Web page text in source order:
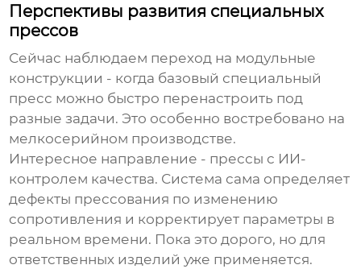
Перспективы развития специальных
прессов
Сейчас наблюдаем переход на модульные
конструкции - когда базовый специальный
пресс можно быстро перенастроить под
разные задачи. Это особенно востребовано на
мелкосерийном производстве.
Интересное направление - прессы с ИИ-
контролем качества. Система сама определяет
дефекты прессования по изменению
сопротивления и корректирует параметры в
реальном времени. Пока это дорого, но для
ответственных изделий уже применяется.